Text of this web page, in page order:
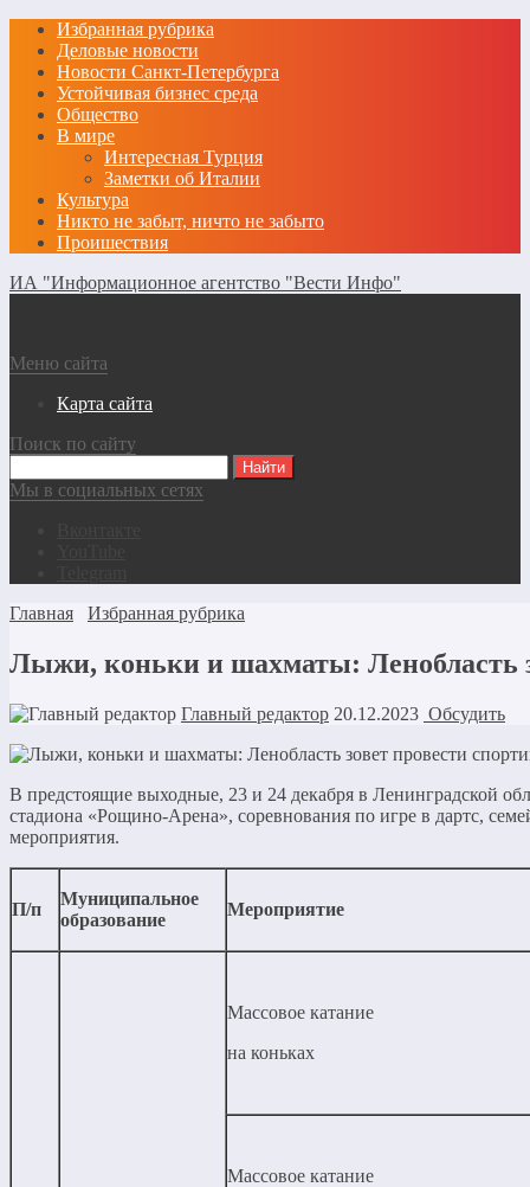
Избранная рубрика
Деловые новости
Новости Санкт-Петербурга
Устойчивая бизнес среда
Общество
В мире
Интересная Турция
Заметки об Италии
Культура
Никто не забыт, ничто не забыто
Проишествия
ИА "Информационное агентство "Вести Инфо"
Меню сайта
Карта сайта
Поиск по сайту
Мы в социальных сетях
Главная
Избранная рубрика
Лыжи, коньки и шахматы: Ленобласть
Главный редактор 20.12.2023 Обсудить
В предстоящие выходные, 23 и 24 декабря в Ленинградской
стадиона «Рощино-Арена», соревнования по игре в дартс,
мероприятия.
П/п
Муниципальное
образование
Мероприятие
Массовое катание
на коньках
Массовое катание